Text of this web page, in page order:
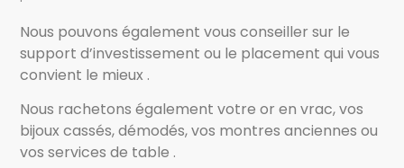
Nous pouvons également vous conseiller sur le
support d’investissement ou le placement qui vous
convient le mieux .
Nous rachetons également votre or en vrac, vos
bijoux cassés, démodés, vos montres anciennes ou
vos services de table .